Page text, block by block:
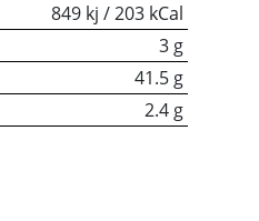
849 kj / 203 kCal
3 g
41.5 g
2.4 g